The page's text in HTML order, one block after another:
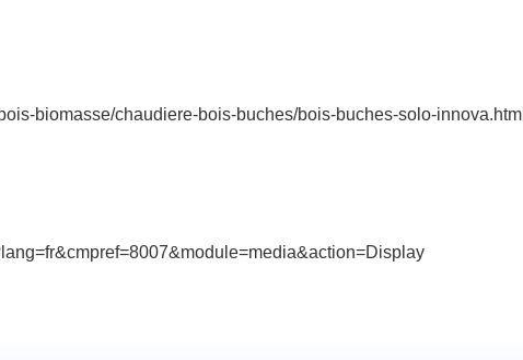
biomasse/chaudiere-bois-buches/bois-buches-solo-innova.html